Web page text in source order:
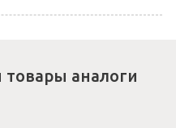
аналоги